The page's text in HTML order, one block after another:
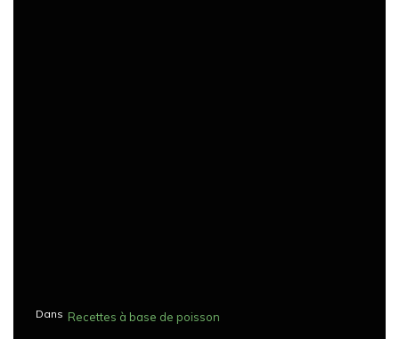
Dans Recettes à base de poisson